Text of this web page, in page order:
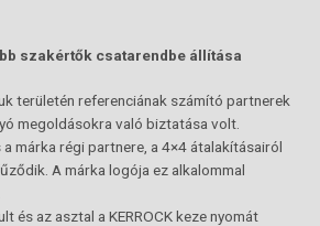
szakértők csatarendbe állítása
területén referenciának számító partnerek
megoldásokra való biztatása volt.
márka régi partnere, a 4×4 átalakításairól
A márka logója ez alkalommal
és az asztal a KERROCK keze nyomát